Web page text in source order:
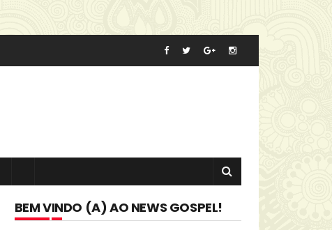
BEM VINDO (A) AO NEWS GOSPEL!